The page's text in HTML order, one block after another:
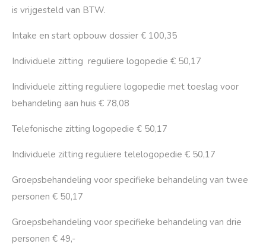
is vrijgesteld van BTW.
Intake en start opbouw dossier € 100,35
Individuele zitting reguliere logopedie € 50,17
Individuele zitting reguliere logopedie met toeslag voor
behandeling aan huis € 78,08
Telefonische zitting logopedie € 50,17
Individuele zitting reguliere telelogopedie € 50,17
Groepsbehandeling voor specifieke behandeling van twee
personen € 50,17
Groepsbehandeling voor specifieke behandeling van drie
personen € 49,-